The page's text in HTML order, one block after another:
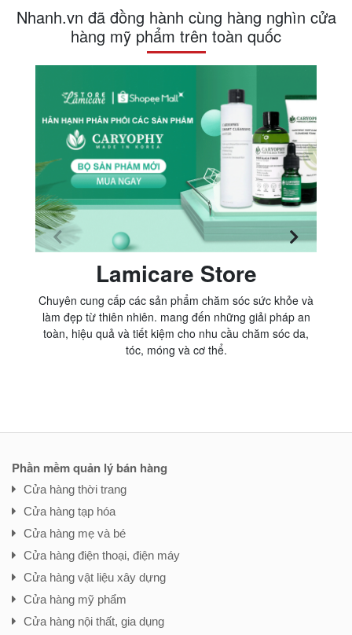
Nhanh.vn đã đồng hành cùng hàng nghìn cửa
hàng mỹ phẩm trên toàn quốc
Lamicare Store
Chuyên cung cấp các sản phẩm chăm sóc sức khỏe và
làm đẹp từ thiên nhiên. mang đến những giải pháp an
toàn, hiệu quả và tiết kiệm cho nhu cầu chăm sóc da,
tóc, móng và cơ thể.
Phần mềm quản lý bán hàng
Cửa hàng thời trang
Cửa hàng tạp hóa
Cửa hàng mẹ và bé
Cửa hàng điện thoại, điện máy
Cửa hàng vật liệu xây dựng
Cửa hàng mỹ phẩm
Cửa hàng nội thất, gia dụng